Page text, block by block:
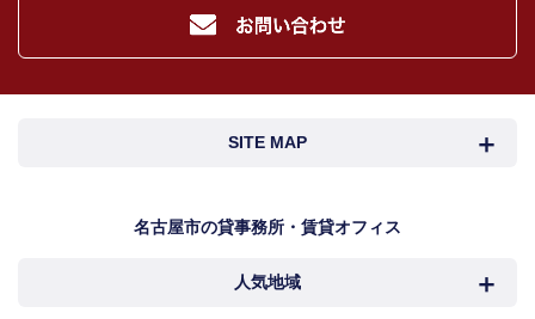
SITE MAP
名古屋市近郊検索
地図検索
名古屋市の貸事務所・賃貸オフィス
人気地域